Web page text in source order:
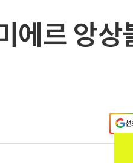
에르 앙상
선